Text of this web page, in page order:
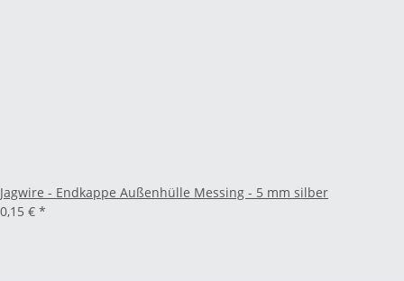
Jagwire - Endkappe Außenhülle Messing - 5 mm silber
0,15 € *